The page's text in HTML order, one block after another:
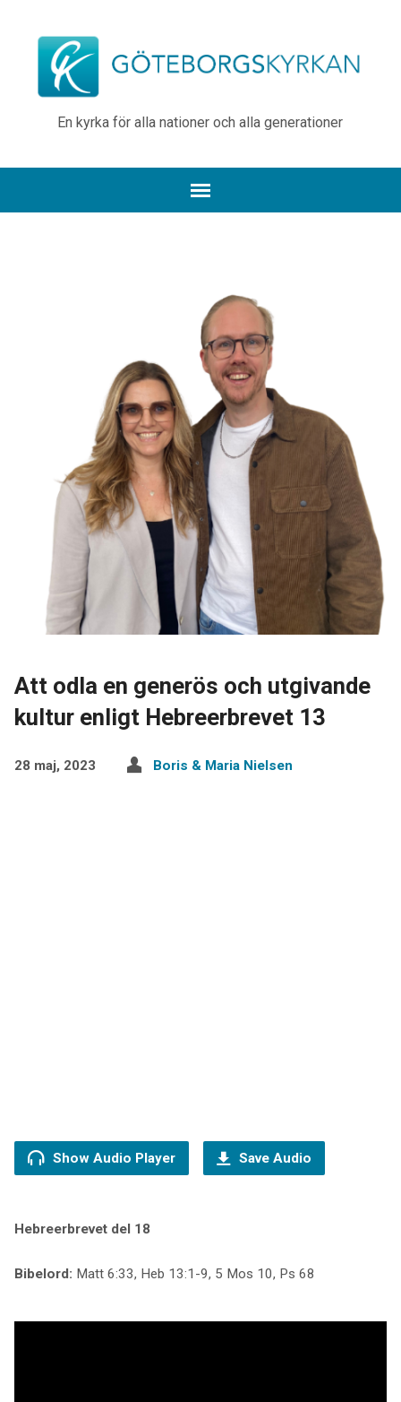
En kyrka för alla nationer och alla generationer
Att odla en generös och utgivande
kultur enligt Hebreerbrevet 13
28 maj, 2023 Boris & Maria Nielsen
Show Audio Player Save Audio
Hebreerbrevet del 18
Bibelord: Matt 6:33, Heb 13:1-9, 5 Mos 10, Ps 68